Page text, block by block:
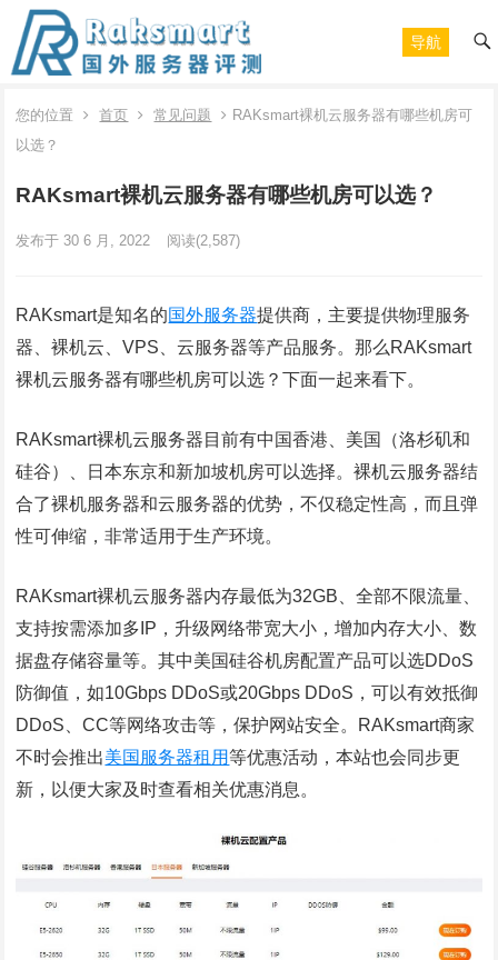
导航
您的位置 首页 常见问题
RAKsmart裸机云服务器有哪些机房可
以选？
RAKsmart裸机云服务器有哪些机房可以选？
发布于 30 6 月, 2022 阅读(2,587)
RAKsmart是知名的国外服务器提供商，主要提供物理服务
器、裸机云、VPS、云服务器等产品服务。那么RAKsmart
裸机云服务器有哪些机房可以选？下面一起来看下。
RAKsmart裸机云服务器目前有中国香港、美国（洛杉矶和
硅谷）、日本东京和新加坡机房可以选择。裸机云服务器结
合了裸机服务器和云服务器的优势，不仅稳定性高，而且弹
性可伸缩，非常适用于生产环境。
RAKsmart裸机云服务器内存最低为32GB、全部不限流量、
支持按需添加多IP，升级网络带宽大小，增加内存大小、数
据盘存储容量等。其中美国硅谷机房配置产品可以选DDoS
防御值，如10Gbps DDoS或20Gbps DDoS，可以有效抵御
DDoS、CC等网络攻击等，保护网站安全。RAKsmart商家
不时会推出美国服务器租用等优惠活动，本站也会同步更
新，以便大家及时查看相关优惠消息。